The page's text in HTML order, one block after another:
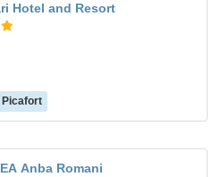
Hotel and Resort
Picafort
Anba Romani